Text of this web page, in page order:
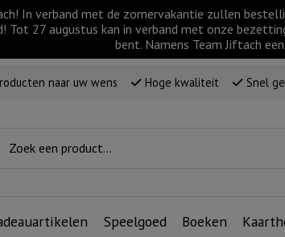
In verband met de zomervakantie zullen
Tot 27 augustus kan in verband met onze
bent. Namens Team Jiftach
naar uw wens Hoge kwaliteit Snel
Speelgoed Boeken